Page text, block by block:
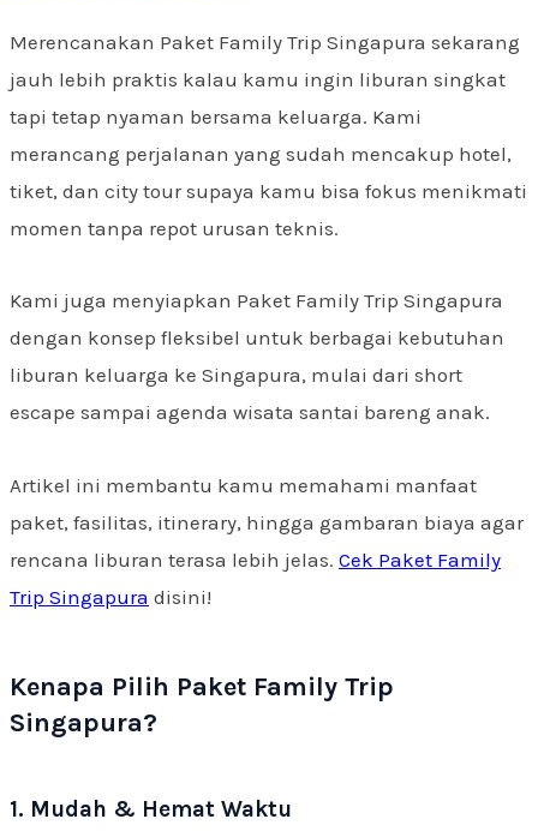
Merencanakan Paket Family Trip Singapura sekarang
jauh lebih praktis kalau kamu ingin liburan singkat
tapi tetap nyaman bersama keluarga. Kami
merancang perjalanan yang sudah mencakup hotel,
tiket, dan city tour supaya kamu bisa fokus menikmati
momen tanpa repot urusan teknis.
Kami juga menyiapkan Paket Family Trip Singapura
dengan konsep fleksibel untuk berbagai kebutuhan
liburan keluarga ke Singapura, mulai dari short
escape sampai agenda wisata santai bareng anak.
Artikel ini membantu kamu memahami manfaat
paket, fasilitas, itinerary, hingga gambaran biaya agar
rencana liburan terasa lebih jelas. Cek Paket Family
Trip Singapura disini!
Kenapa Pilih Paket Family Trip
Singapura?
1. Mudah & Hemat Waktu